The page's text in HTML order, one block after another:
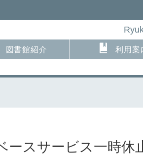
図書館紹介 利用案
ースサービス一時休